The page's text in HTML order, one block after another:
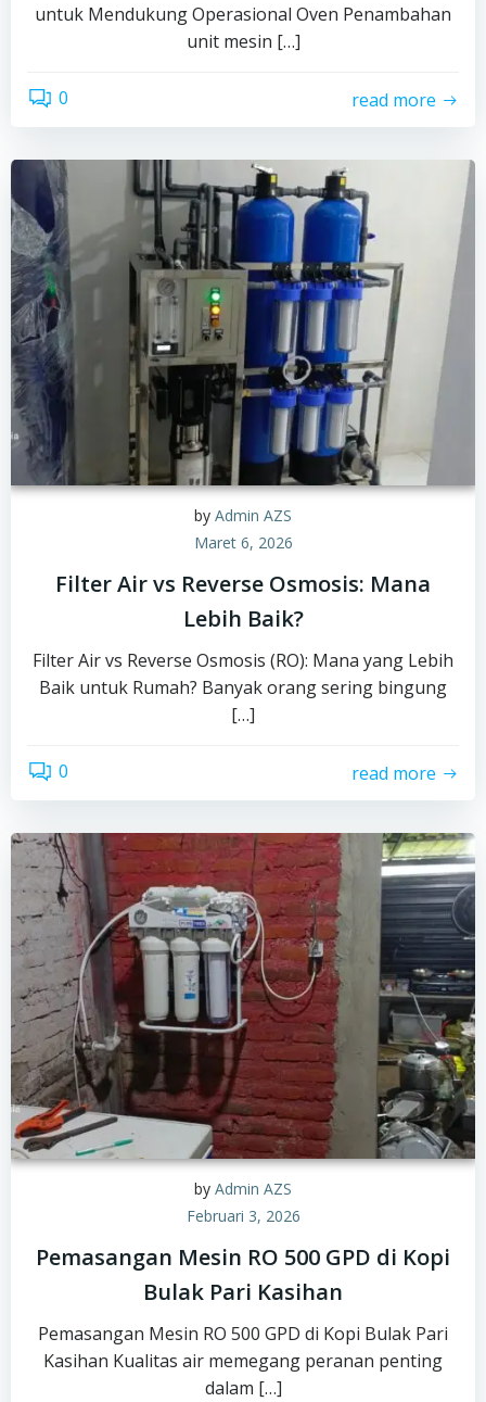
untuk Mendukung Operasional Oven Penambahan
unit mesin […]
0 read more
by Admin AZS
Maret 6, 2026
Filter Air vs Reverse Osmosis: Mana
Lebih Baik?
Filter Air vs Reverse Osmosis (RO): Mana yang Lebih
Baik untuk Rumah? Banyak orang sering bingung
[…]
0 read more
by Admin AZS
Februari 3, 2026
Pemasangan Mesin RO 500 GPD di Kopi
Bulak Pari Kasihan
Pemasangan Mesin RO 500 GPD di Kopi Bulak Pari
Kasihan Kualitas air memegang peranan penting
dalam […]